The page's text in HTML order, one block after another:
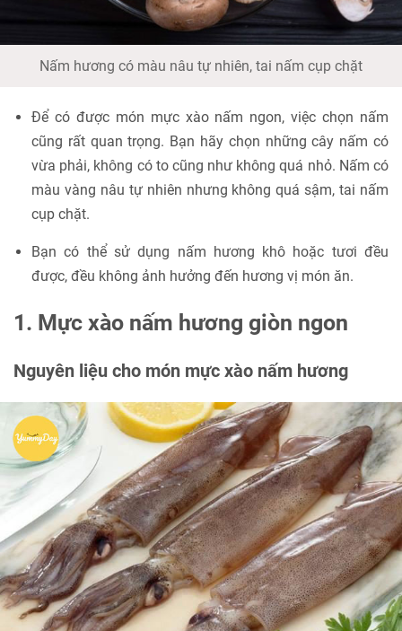
Nấm hương có màu nâu tự nhiên, tai nấm cụp chặt
Để có được món mực xào nấm ngon, việc chọn nấm
cũng rất quan trọng. Bạn hãy chọn những cây nấm có
vừa phải, không có to cũng như không quá nhỏ. Nấm có
màu vàng nâu tự nhiên nhưng không quá sậm, tai nấm
cụp chặt.
Bạn có thể sử dụng nấm hương khô hoặc tươi đều
được, đều không ảnh hưởng đến hương vị món ăn.
1. Mực xào nấm hương giòn ngon
Nguyên liệu cho món mực xào nấm hương